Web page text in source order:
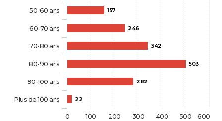
157
246
342
503
282
22
50-60 ans
60-70 ans
70-80 ans
80-90 ans
90-100 ans
Plus de 100 ans
0 100 200 300 400 500 600